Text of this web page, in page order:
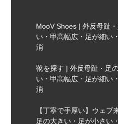
MooV Shoes | 外反母趾
い・甲高幅広・足が細い
消
靴を探す | 外反母趾・足
い・甲高幅広・足が細い
消
【丁寧で手厚い】ウェブ
足の大きい・足が小さい